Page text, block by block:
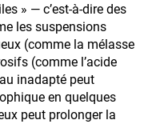
» — c’est-à-dire des
les suspensions
(comme la mélasse
(comme l’acide
inadapté peut
en quelques
peut prolonger la